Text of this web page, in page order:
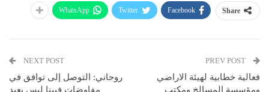
Share
Facebook
Twitter
WhatsApp
فعالية خطابية لهيئة الاراضي
ومؤسسة المسالخ ومكتب
NEXT POST
روحاني: التوصل إلى توافق في
مفاوضات فيينا ليس بعيد